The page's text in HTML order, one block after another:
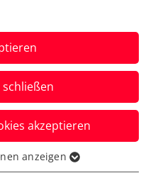
Einzel hingegen
trotz
akzeptieren
grundlegende
anzeigen